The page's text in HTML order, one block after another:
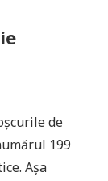
de
199
Așa